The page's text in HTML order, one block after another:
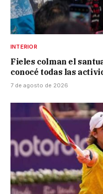
INTERIOR
Fieles colman el
conocé todas las
7 de agosto de 2026